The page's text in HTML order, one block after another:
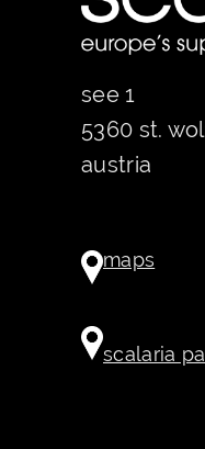
see 1
5360 st.
austria
maps
scalaria